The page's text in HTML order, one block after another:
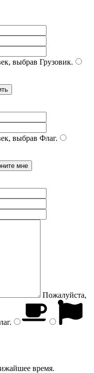
выбрав Грузовик.
выбрав Флаг.
Пожалуйста,
.
время.